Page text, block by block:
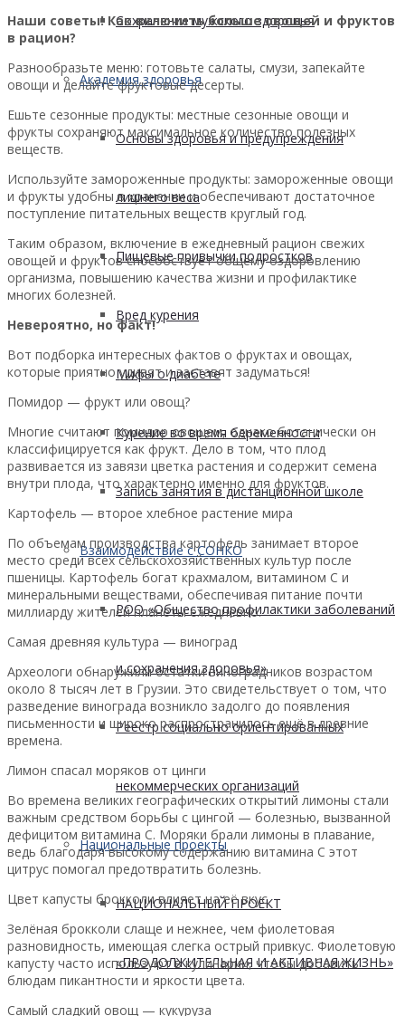
Сохранение мужского здоровья
Академия здоровья
Основы здоровья и предупреждения
лишнего веса
Пищевые привычки подростков
Вред курения
Мифы о диабете
Курение во время беременности
Запись занятия в дистанционной школе
Взаимодействие с СОНКО
РОО «Общество профилактики заболеваний
и сохранения здоровья»
Реестр социально ориентированных
некоммерческих организаций
Национальные проекты
НАЦИОНАЛЬНЫЙ ПРОЕКТ
«ПРОДОЛЖИТЕЛЬНАЯ И АКТИВНАЯ ЖИЗНЬ»
Наши советы! Как включить больше овощей и фруктов
в рацион?
Разнообразьте меню: готовьте салаты, смузи, запекайте
овощи и делайте фруктовые десерты.
Ешьте сезонные продукты: местные сезонные овощи и
фрукты сохраняют максимальное количество полезных
веществ.
Используйте замороженные продукты: замороженные овощи
и фрукты удобны в хранении и обеспечивают достаточное
поступление питательных веществ круглый год.
Таким образом, включение в ежедневный рацион свежих
овощей и фруктов способствует общему оздоровлению
организма, повышению качества жизни и профилактике
многих болезней.
Невероятно, но факт!
Вот подборка интересных фактов о фруктах и овощах,
которые приятно удивят и заставят задуматься!
Помидор — фрукт или овощ?
Многие считают помидор овощем, однако ботанически он
классифицируется как фрукт. Дело в том, что плод
развивается из завязи цветка растения и содержит семена
внутри плода, что характерно именно для фруктов.
Картофель — второе хлебное растение мира
По объемам производства картофель занимает второе
место среди всех сельскохозяйственных культур после
пшеницы. Картофель богат крахмалом, витамином C и
минеральными веществами, обеспечивая питание почти
миллиарду жителей планеты ежедневно.
Самая древняя культура — виноград
Археологи обнаружили остатки виноградников возрастом
около 8 тысяч лет в Грузии. Это свидетельствует о том, что
разведение винограда возникло задолго до появления
письменности и широко распространилось ещё в древние
времена.
Лимон спасал моряков от цинги
Во времена великих географических открытий лимоны стали
важным средством борьбы с цингой — болезнью, вызванной
дефицитом витамина C. Моряки брали лимоны в плавание,
ведь благодаря высокому содержанию витамина C этот
цитрус помогал предотвратить болезнь.
Цвет капусты брокколи влияет на её вкус
Зелёная брокколи слаще и нежнее, чем фиолетовая
разновидность, имеющая слегка острый привкус. Фиолетовую
капусту часто используют в кулинарии, чтобы добавить
блюдам пикантности и яркости цвета.
Самый сладкий овощ — кукуруза